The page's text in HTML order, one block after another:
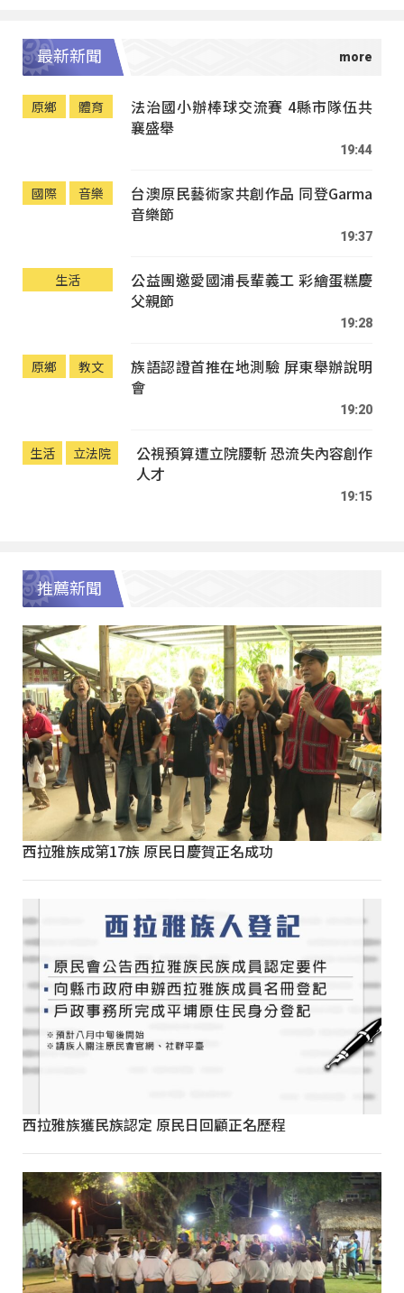
最新新聞
原鄉 體育
法治國小辦棒球交流賽 4縣市隊伍共
襄盛舉
19:44
國際 音樂
台澳原民藝術家共創作品 同登Garma
音樂節
19:37
生活
公益團邀愛國浦長輩義工 彩繪蛋糕慶
父親節
19:28
原鄉 教文
族語認證首推在地測驗 屏東舉辦說明
會
19:20
生活 立法院
公視預算遭立院腰斬 恐流失內容創作
人才
19:15
推薦新聞
西拉雅族成第17族 原民日慶賀正名成功
西拉雅族獲民族認定 原民日回顧正名歷程